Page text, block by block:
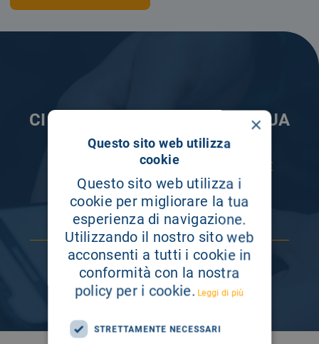
CI PRENDIAMO CURA DELLA TUA
INFORMAZIONE
ISCRIVITI AI NOSTRI CANALI PER RESTARE
SEMPRE AGGIORNATO
×
Questo sito web utilizza
cookie
Questo sito web utilizza i
cookie per migliorare la tua
esperienza di navigazione.
Utilizzando il nostro sito web
acconsenti a tutti i cookie in
conformità con la nostra
policy per i cookie. Leggi di più
STRETTAMENTE NECESSARI